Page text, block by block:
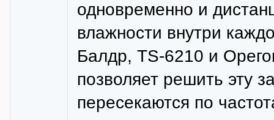
одновременно и
влажности внутри
Балдр, TS-6210 и
позволяет решить эту
пересекаются по